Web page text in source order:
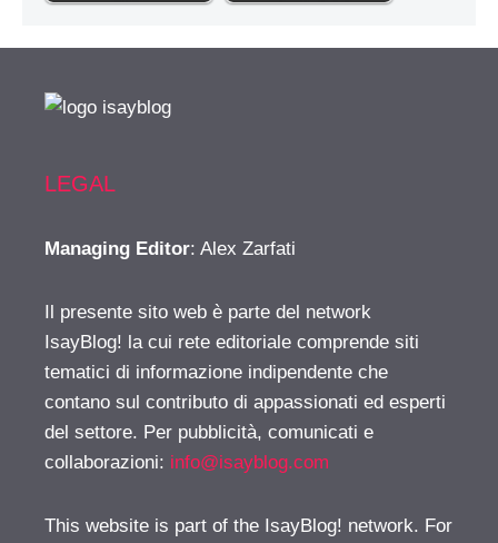
LEGAL
Managing Editor: Alex Zarfati
Il presente sito web è parte del network
IsayBlog! la cui rete editoriale comprende siti
tematici di informazione indipendente che
contano sul contributo di appassionati ed esperti
del settore. Per pubblicità, comunicati e
collaborazioni: info@isayblog.com
This website is part of the IsayBlog! network. For